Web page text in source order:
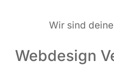
Arbei­ten
Wir sind
Webdesign